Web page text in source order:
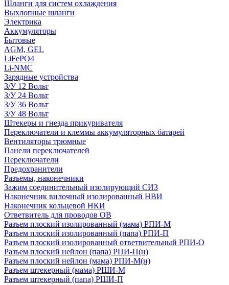
Шланги для систем охлаждения
Выхлопные шланги
Электрика
Аккумуляторы
Бытовые
AGM, GEL
LiFePO4
Li-NMC
Зарядные устройства
З/У 12 Вольт
З/У 24 Вольт
З/У 36 Вольт
З/У 48 Вольт
Штекеры и гнезда прикуривателя
Переключатели и клеммы аккумуляторных батарей
Вентиляторы трюмные
Панели переключателей
Переключатели
Предохранители
Разъемы, наконечники
Зажим соединительный изолирующий СИЗ
Наконечник вилочный изолированный НВИ
Наконечник кольцевой НКИ
Ответвитель для проводов ОВ
Разъем плоский изолированный (мама) РПИ-М
Разъем плоский изолированный (папа) РПИ-П
Разъем плоский изолированный ответвительный РПИ-О
Разъем плоский нейлон (папа) РПИ-П(н)
Разъем плоский нейлон (мама) РПИ-М(н)
Разъем штекерный (мама) РШИ-М
Разъем штекерный (папа) РШИ-П